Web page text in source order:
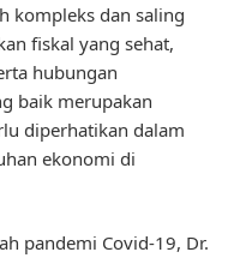
kompleks dan saling
fiskal yang sehat,
hubungan
baik merupakan
diperhatikan dalam
ekonomi di
pandemi Covid-19, Dr.